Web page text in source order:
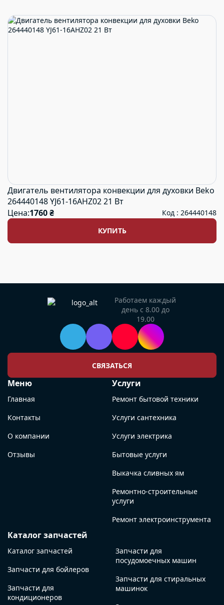
Двигатель вентилятора конвекции для духовки Beko
264440148 YJ61-16AHZ02 21 Вт
Цена:1760 ₴
Код : 264440148
КУПИТЬ
Работаем каждый
день с 8.00 до
19.00
СВЯЗАТЬСЯ
Меню
Главная
Контакты
О компании
Отзывы
Услуги
Ремонт бытовой техники
Услуги сантехника
Услуги электрика
Бытовые услуги
Выкачка сливных ям
Ремонтно-строительные
услуги
Ремонт электроинструмента
Каталог запчастей
Каталог запчастей
Запчасти для бойлеров
Запчасти для
кондиционеров
Запчасти для
посудомоечных машин
Запчасти для стиральных
машинок